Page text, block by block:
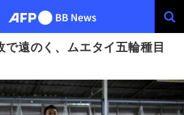
で遠のく、ムエタイ五輪種目